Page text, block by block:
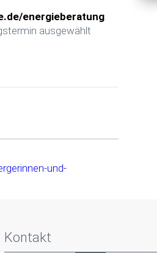
energieberatung.
ausgewählt
und-
Kontakt